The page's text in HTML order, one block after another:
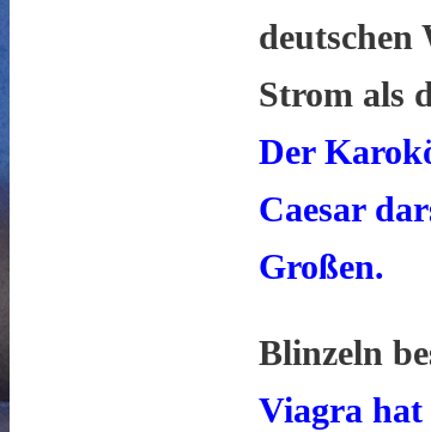
deutschen
Strom als
Der
Caesar
Großen.
Blinzeln
Viagra hat